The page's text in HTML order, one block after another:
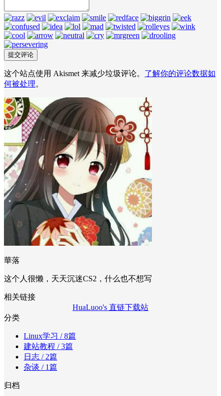
这个站点使用 Akismet 来减少垃圾评论。 了解你的评论数据如
何被处理。
華落
这个人很懒，天天沉迷CS2，什么也不想写
相关链接
HuaLuoo's 直链下载站
分类
Linux学习 / 8篇
建站教程 / 3篇
日志 / 2篇
杂谈 / 1篇
归档